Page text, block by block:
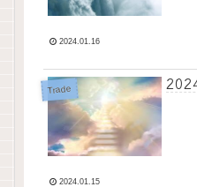
2024.01.16
Trade
2024.01.15